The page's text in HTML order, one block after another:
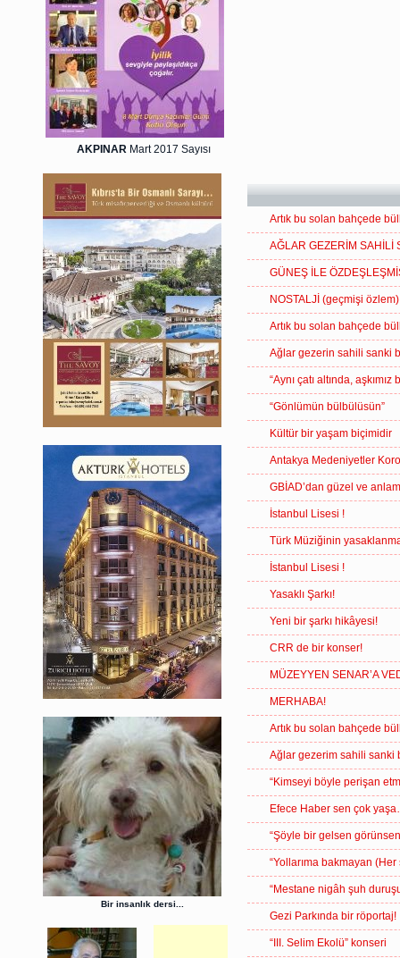
AKPINAR Mart 2017 Sayısı
Bir insanlık dersi...
Artık bu solan bahçede
AĞLAR GEZERİM SAHİLİ
GÜNEŞ İLE
NOSTALJİ (geçmişi özlem)
Artık bu solan bahçede
Ağlar gezerin sahili sanki
“Aynı çatı altında, aşkımız
“Gönlümün bülbülüsün”
Kültür bir yaşam biçimidir
Antakya Medeniyetler
GBİAD’dan güzel ve
İstanbul Lisesi !
Türk Müziğinin
İstanbul Lisesi !
Yasaklı Şarkı!
Yeni bir şarkı hikâyesi!
CRR de bir konser!
MÜZEYYEN SENAR’A
MERHABA!
Artık bu solan bahçede
Ağlar gezerim sahili sanki
“Kimseyi böyle perişan
Efece Haber sen çok
“Şöyle bir gelsen
“Yollarıma bakmayan
“Mestane nigâh şuh
Gezi Parkında bir röportaj!
“III. Selim Ekolü” konseri